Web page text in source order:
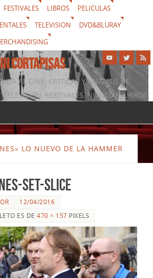
FESTIVALES LIBROS
PELICULAS
TELEVISION
DVD&BLURAY
CORTAPISAS
AL CINE, CRÍTICAS Y ANÁLISIS DE
TELEVISIÓN, FESTIVALES, NOTICIAS, LIBROS,
Y TODO LO QUE RODEA AL
LO NUEVO DE LA HAMMER
set-slice
12/04/2016
ES DE470 × 157 PIXELS